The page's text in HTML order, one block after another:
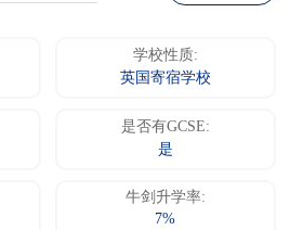
学校性质:
英国寄宿学校
是否有GCSE:
是
牛剑升学率:
7%